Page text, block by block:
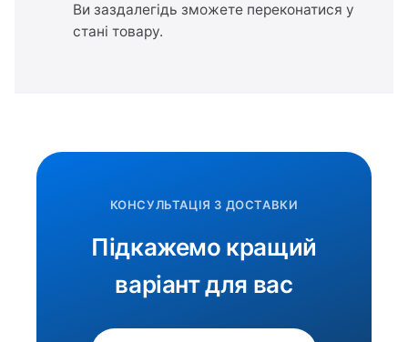
Ви заздалегідь зможете переконатися у
стані товару.
КОНСУЛЬТАЦІЯ З ДОСТАВКИ
Підкажемо кращий
варіант для вас